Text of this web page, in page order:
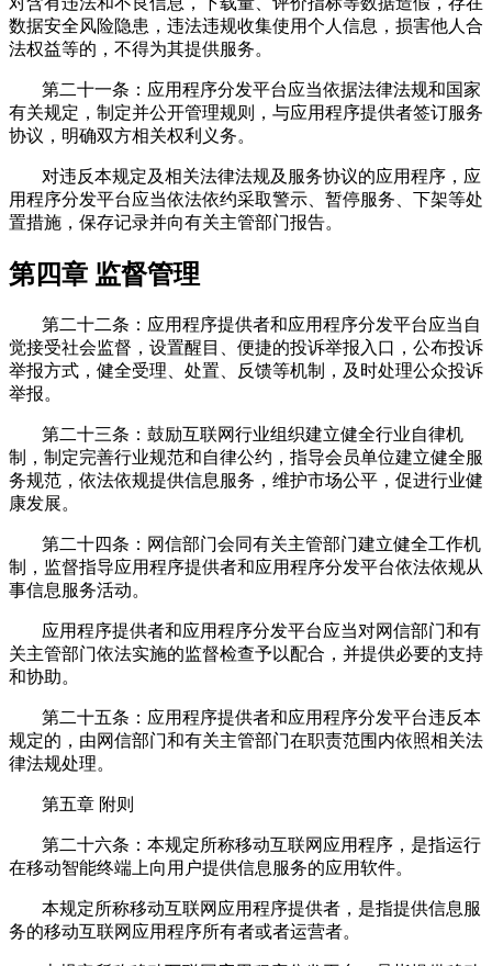
数据安全风险隐患，违法违规收集使用个人信息，损害他人合
法权益等的，不得为其提供服务。
第二十一条：应用程序分发平台应当依据法律法规和国家
有关规定，制定并公开管理规则，与应用程序提供者签订服务
协议，明确双方相关权利义务。
对违反本规定及相关法律法规及服务协议的应用程序，应
用程序分发平台应当依法依约采取警示、暂停服务、下架等处
置措施，保存记录并向有关主管部门报告。
第四章 监督管理
第二十二条：应用程序提供者和应用程序分发平台应当自
觉接受社会监督，设置醒目、便捷的投诉举报入口，公布投诉
举报方式，健全受理、处置、反馈等机制，及时处理公众投诉
举报。
第二十三条：鼓励互联网行业组织建立健全行业自律机
制，制定完善行业规范和自律公约，指导会员单位建立健全服
务规范，依法依规提供信息服务，维护市场公平，促进行业健
康发展。
第二十四条：网信部门会同有关主管部门建立健全工作机
制，监督指导应用程序提供者和应用程序分发平台依法依规从
事信息服务活动。
应用程序提供者和应用程序分发平台应当对网信部门和有
关主管部门依法实施的监督检查予以配合，并提供必要的支持
和协助。
第二十五条：应用程序提供者和应用程序分发平台违反本
规定的，由网信部门和有关主管部门在职责范围内依照相关法
律法规处理。
第五章 附则
第二十六条：本规定所称移动互联网应用程序，是指运行
在移动智能终端上向用户提供信息服务的应用软件。
本规定所称移动互联网应用程序提供者，是指提供信息服
务的移动互联网应用程序所有者或者运营者。